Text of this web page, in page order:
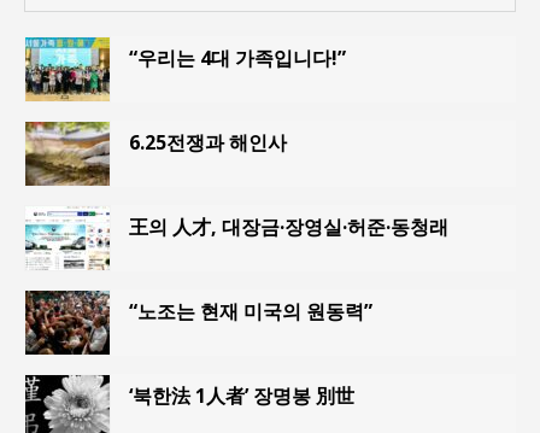
“우리는 4대 가족입니다!”
6.25전쟁과 해인사
王의 人才, 대장금·장영실·허준·동청래
“노조는 현재 미국의 원동력”
‘북한法 1人者’ 장명봉 別世